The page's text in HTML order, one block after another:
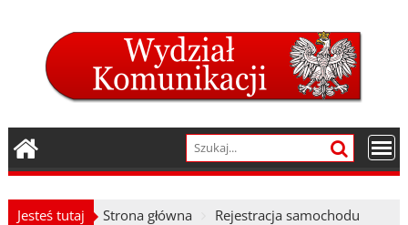
Jesteś tutaj Strona główna Rejestracja samochodu